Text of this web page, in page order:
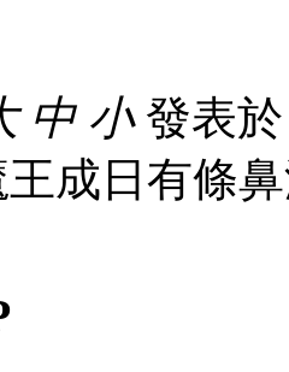
中 小發表於
王成日有條